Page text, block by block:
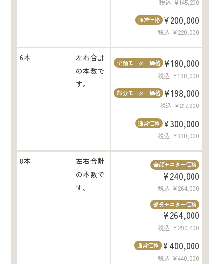
税込 ¥145,200
通常価格 ¥200,000
税込 ¥220,000
6本
左右合計
の本数で
す。
全顔モニター価格 ¥180,000
税込 ¥198,000
部分モニター価格 ¥198,000
税込 ¥217,800
通常価格 ¥300,000
税込 ¥330,000
8本
左右合計
の本数で
す。
全顔モニター価格
¥240,000
税込 ¥264,000
部分モニター価格
¥264,000
税込 ¥290,400
通常価格 ¥400,000
税込 ¥440,000